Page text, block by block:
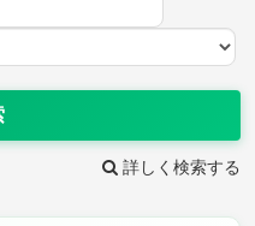
詳しく検索する